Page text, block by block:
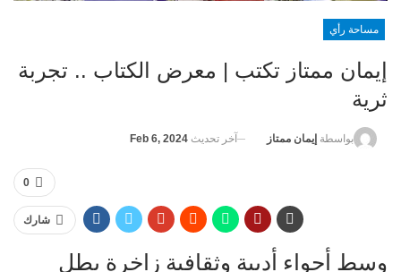
مساحة رأي
إيمان ممتاز تكتب | معرض الكتاب .. تجربة
ثرية
بواسطة إيمان ممتاز آخر تحديث Feb 6, 2024
0
شارك
وسط أجواء أدبية وثقافية زاخرة يطل